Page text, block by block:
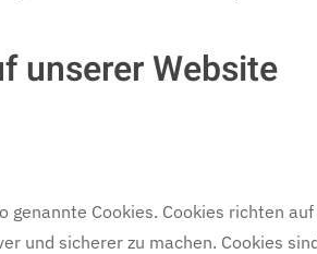
unserer Website
Cookies. Cookies richten
und sicherer zu machen. Cookies